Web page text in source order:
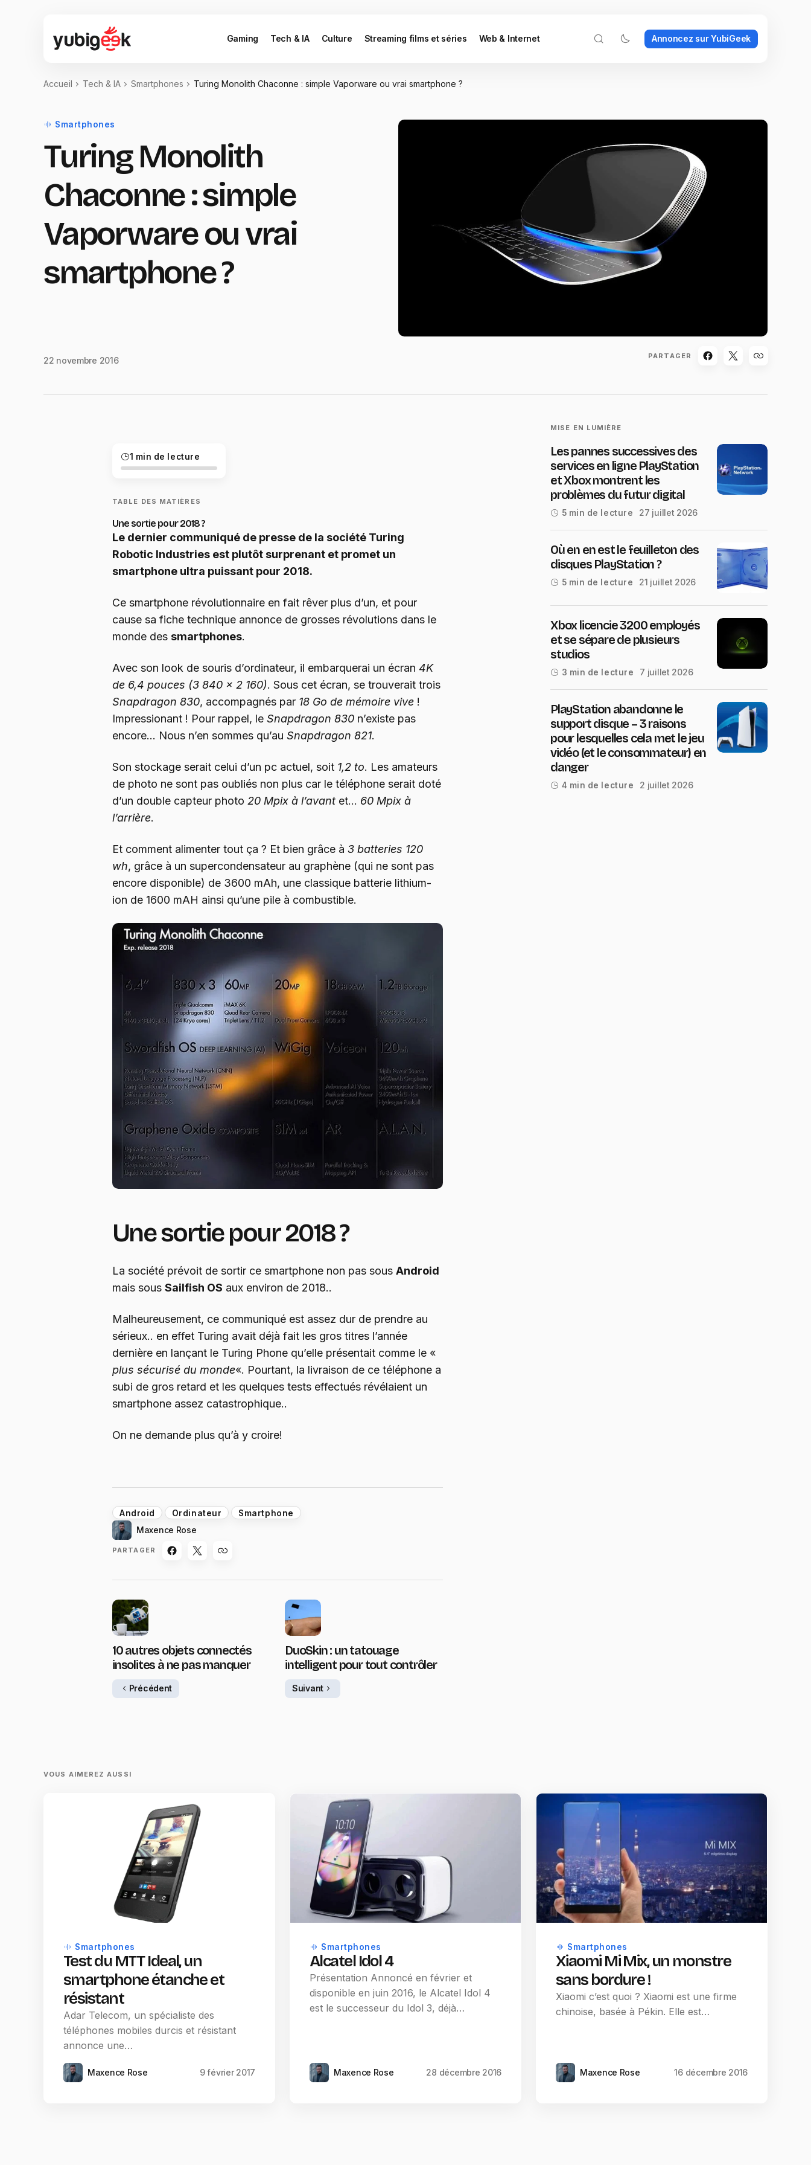
Gaming Tech & IA Culture Streaming films et séries Web & Internet Annoncez sur YubiGeek
Accueil Tech & IA Smartphones Turing Monolith Chaconne : simple Vaporware ou vrai smartphone ?
Smartphones
Turing Monolith
Chaconne : simple
Vaporware ou vrai
smartphone ?
22 novembre 2016 PARTAGER
1 min de lecture
TABLE DES MATIÈRES
Une sortie pour 2018 ?
Le dernier communiqué de presse de la société Turing
Robotic Industries est plutôt surprenant et promet un
smartphone ultra puissant pour 2018.
Ce smartphone révolutionnaire en fait rêver plus d’un, et pour
cause sa fiche technique annonce de grosses révolutions dans le
monde des smartphones.
Avec son look de souris d’ordinateur, il embarquerai un écran 4K
de 6,4 pouces (3 840 x 2 160). Sous cet écran, se trouverait trois
Snapdragon 830, accompagnés par 18 Go de mémoire vive !
Impressionant ! Pour rappel, le Snapdragon 830 n’existe pas
encore… Nous n’en sommes qu’au Snapdragon 821.
Son stockage serait celui d’un pc actuel, soit 1,2 to. Les amateurs
de photo ne sont pas oubliés non plus car le téléphone serait doté
d’un double capteur photo 20 Mpix à l’avant et… 60 Mpix à
l’arrière.
Et comment alimenter tout ça ? Et bien grâce à 3 batteries 120
wh, grâce à un supercondensateur au graphène (qui ne sont pas
encore disponible) de 3600 mAh, une classique batterie lithium-
ion de 1600 mAH ainsi qu’une pile à combustible.
Une sortie pour 2018 ?
La société prévoit de sortir ce smartphone non pas sous Android
mais sous Sailfish OS aux environ de 2018..
Malheureusement, ce communiqué est assez dur de prendre au
sérieux.. en effet Turing avait déjà fait les gros titres l’année
dernière en lançant le Turing Phone qu’elle présentait comme le «
plus sécurisé du monde«. Pourtant, la livraison de ce téléphone a
subi de gros retard et les quelques tests effectués révélaient un
smartphone assez catastrophique..
On ne demande plus qu’à y croire!
Android Ordinateur Smartphone
Maxence Rose
PARTAGER
10 autres objets connectés
insolites à ne pas manquer
Précédent
DuoSkin : un tatouage
intelligent pour tout contrôler
Suivant
MISE EN LUMIÈRE
Les pannes successives des
services en ligne PlayStation
et Xbox montrent les
problèmes du futur digital
5 min de lecture 27 juillet 2026
Où en en est le feuilleton des
disques PlayStation ?
5 min de lecture 21 juillet 2026
Xbox licencie 3200 employés
et se sépare de plusieurs
studios
3 min de lecture 7 juillet 2026
PlayStation abandonne le
support disque – 3 raisons
pour lesquelles cela met le jeu
vidéo (et le consommateur) en
danger
4 min de lecture 2 juillet 2026
VOUS AIMEREZ AUSSI
Smartphones
Test du MTT Ideal, un
smartphone étanche et
résistant
Adar Telecom, un spécialiste des
téléphones mobiles durcis et résistant
annonce une…
Maxence Rose 9 février 2017
Smartphones
Alcatel Idol 4
Présentation Annoncé en février et
disponible en juin 2016, le Alcatel Idol 4
est le successeur du Idol 3, déjà…
Maxence Rose 28 décembre 2016
Smartphones
Xiaomi Mi Mix, un monstre
sans bordure !
Xiaomi c’est quoi ? Xiaomi est une firme
chinoise, basée à Pékin. Elle est…
Maxence Rose 16 décembre 2016